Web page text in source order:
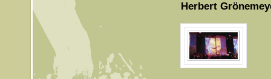
Herbert